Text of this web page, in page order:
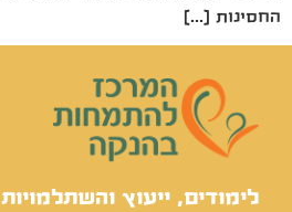
החסינות […]
לימודים, ייעוץ והשתלמויות